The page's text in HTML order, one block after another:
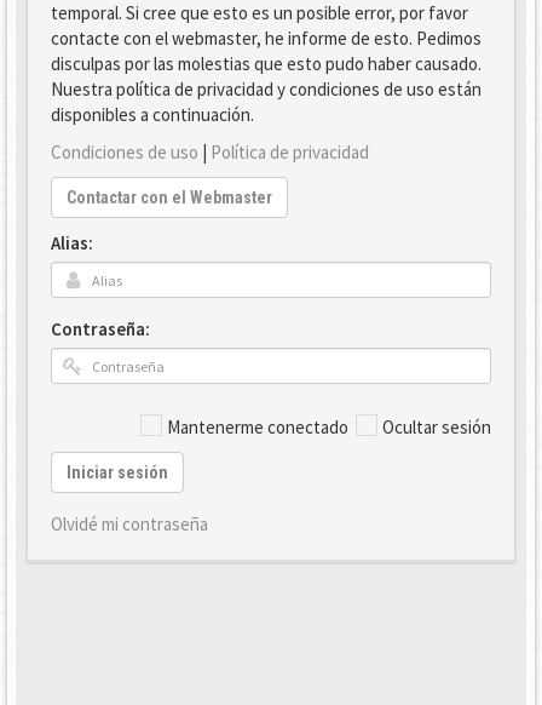
temporal. Si cree que esto es un posible error, por favor
contacte con el webmaster, he informe de esto. Pedimos
disculpas por las molestias que esto pudo haber causado.
Nuestra política de privacidad y condiciones de uso están
disponibles a continuación.
Condiciones de uso | Política de privacidad
Contactar con el Webmaster
Alias:
Contraseña:
Mantenerme conectado Ocultar sesión
Iniciar sesión
Olvidé mi contraseña